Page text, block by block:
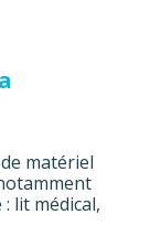
matériel
lit médical,